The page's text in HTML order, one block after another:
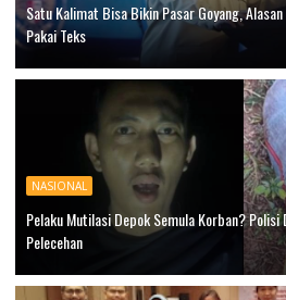
Satu Kalimat Bisa Bikin Pasar Goyang,
Pakai Teks
NASIONAL
Pelaku Mutilasi Depok Semula Korban?
Pelecehan